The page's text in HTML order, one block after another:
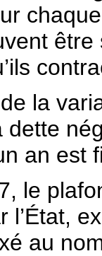
la
dette
an est
le
l’État,
au